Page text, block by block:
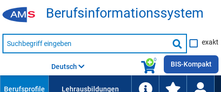
Be­rufs­in­for­ma­ti­ons­sys­tem
Suche
nach
Suche
starten
exakt
0
Deutsch BIS-Kompakt